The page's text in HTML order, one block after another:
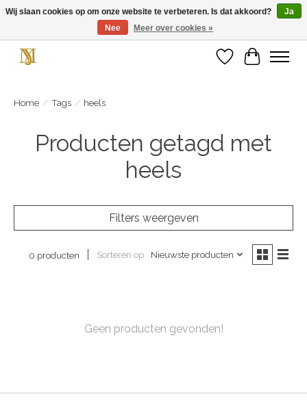
Unieke schoenen en een feestje aan je voeten! Gratis verzending vanaf € 75,-
Verlanglijst
Home / Tags / heels
Producten getagd met
heels
Filters weergeven
0 producten Sorteren op Nieuwste producten
Geen producten gevonden!
Wij slaan cookies op om onze website te verbeteren. Is dat akkoord?
Ja
Nee
Meer over cookies »